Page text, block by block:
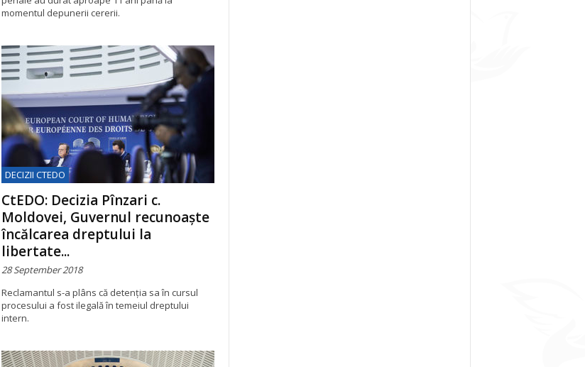
momentul depunerii cererii.
DECIZII CTEDO
CtEDO: Decizia Pînzari c.
Moldovei, Guvernul recunoaște
încălcarea dreptului la
libertate...
28 September 2018
Reclamantul s-a plâns că detenția sa în cursul
procesului a fost ilegală în temeiul dreptului
intern.